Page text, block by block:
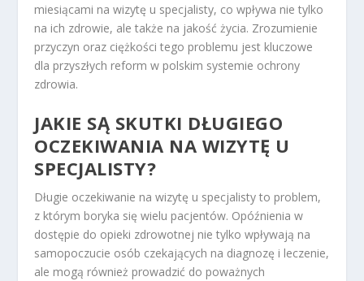
miesiącami na wizytę u specjalisty, co wpływa nie tylko
na ich zdrowie, ale także na jakość życia. Zrozumienie
przyczyn oraz ciężkości tego problemu jest kluczowe
dla przyszłych reform w polskim systemie ochrony
zdrowia.
JAKIE SĄ SKUTKI DŁUGIEGO
OCZEKIWANIA NA WIZYTĘ U
SPECJALISTY?
Długie oczekiwanie na wizytę u specjalisty to problem,
z którym boryka się wielu pacjentów. Opóźnienia w
dostępie do opieki zdrowotnej nie tylko wpływają na
samopoczucie osób czekających na diagnozę i leczenie,
ale mogą również prowadzić do poważnych